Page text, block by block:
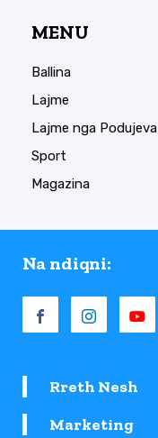
MENU
Ballina
Lajme
Lajme nga Podujeva
Sport
Magazina
Na ndiqni:
Rreth Nesh
Marketing